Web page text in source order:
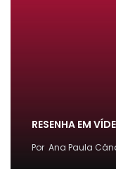
RESENHA EM
Por Ana Paula